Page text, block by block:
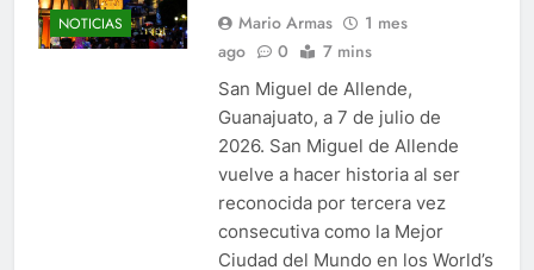
NOTICIAS Mario Armas
1 mes
ago
0 7 mins
San Miguel de Allende,
Guanajuato, a 7 de julio de
2026. San Miguel de Allende
vuelve a hacer historia al ser
reconocida por tercera vez
consecutiva como la Mejor
Ciudad del Mundo en los World’s